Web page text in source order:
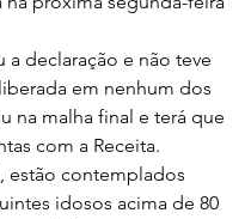
a declaração e não teve
em nenhum dos
na malha final e terá que
com a Receita.
estão contemplados
idosos acima de 80